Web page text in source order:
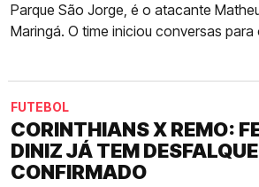
Parque São Jorge, é o atacante
Maringá. O time iniciou conversas
FUTEBOL
CORINTHIANS X REMO:
DINIZ JÁ TEM DESFALQUE
CONFIRMADO